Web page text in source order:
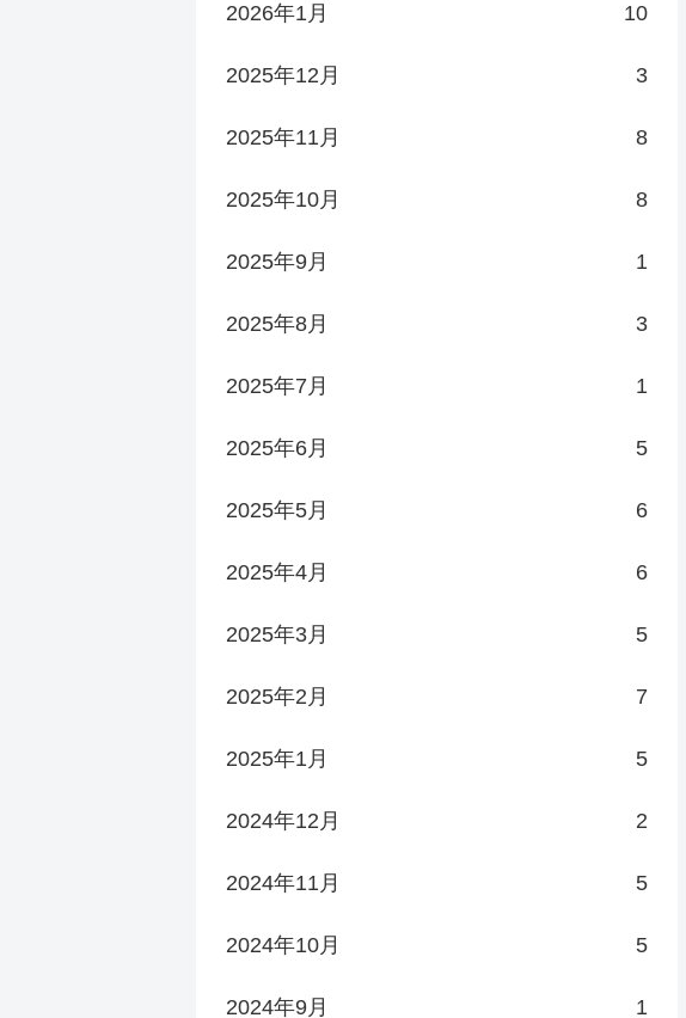
2026年1月 10
2025年12月 3
2025年11月 8
2025年10月 8
2025年9月 1
2025年8月 3
2025年7月 1
2025年6月 5
2025年5月 6
2025年4月 6
2025年3月 5
2025年2月 7
2025年1月 5
2024年12月 2
2024年11月 5
2024年10月 5
2024年9月 1